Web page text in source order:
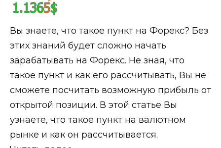
Вы знаете, что такое пункт на Форекс? Без
этих знаний будет сложно начать
зарабатывать на Форекс. Не зная, что
такое пункт и как его рассчитывать, Вы не
сможете посчитать возможную прибыль от
открытой позиции. В этой статье Вы
узнаете, что такое пункт на валютном
рынке и как он рассчитывается.